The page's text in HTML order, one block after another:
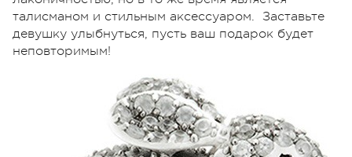
талисманом и стильным аксессуаром. Заставьте
девушку улыбнуться, пусть ваш подарок будет
неповторимым!